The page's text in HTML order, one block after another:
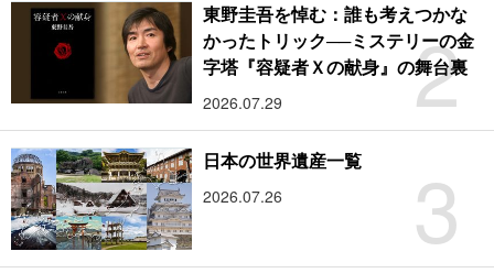
2
東野圭吾を悼む：誰も考えつかな
かったトリック──ミステリーの金
字塔『容疑者Ｘの献身』の舞台裏
2026.07.29
3
日本の世界遺産一覧
2026.07.26